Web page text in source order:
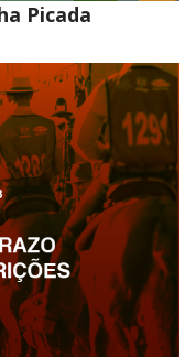
Picada